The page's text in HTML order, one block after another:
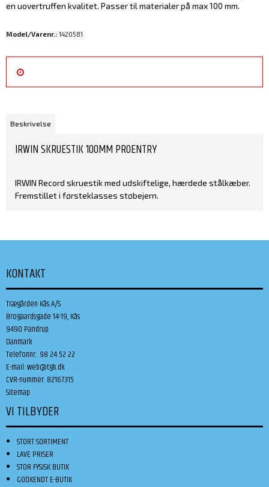
en uovertruffen kvalitet. Passer til materialer på max 100 mm.
Model/Varenr.: 1420581
Beskrivelse
IRWIN SKRUESTIK 100MM PROENTRY
IRWIN Record skruestik med udskiftelige, hærdede stålkæber.
Fremstillet i førsteklasses støbejern.
KONTAKT
Trægården Kås A/S
Brogaardsgade 14-19, Kås
9490 Pandrup
Danmark
Telefonnr.: 98 24 52 22
E-mail:web@tgk.dk
CVR-nummer: 82167315
Sitemap
VI TILBYDER
STORT SORTIMENT
LAVE PRISER
STOR FYSISK BUTIK
GODKENDT E-BUTIK